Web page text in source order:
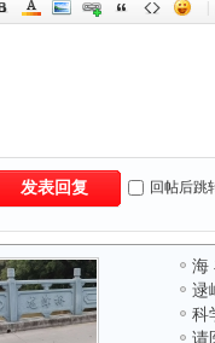
发表回复 回帖后跳
海
逯
科
请